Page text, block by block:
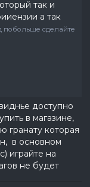
так и
а так
побольше сделайте
доступно
в магазине,
гранату которая
в основном
играйте на
не будет